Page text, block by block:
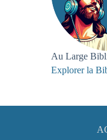
Au Large
Explorer la